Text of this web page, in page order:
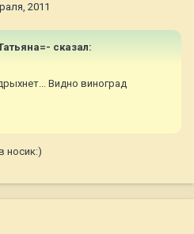
2011
сказал:
Видно виноград
носик:)